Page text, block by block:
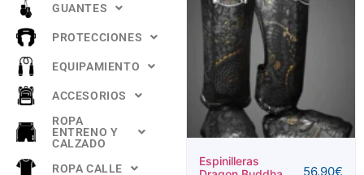
GUANTES
PROTECCIONES
EQUIPAMIENTO
ACCESORIOS
ROPA
ENTRENO Y
CALZADO
ROPA CALLE
Espinillera
Espinilleras
56.90€